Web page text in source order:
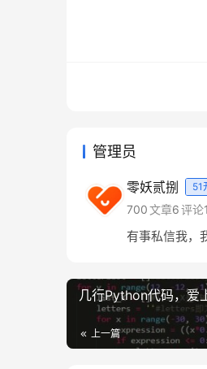
Python 中的模块（
时，函数名往往
__init__.py 指明某个
管理员
零妖贰捌 51
700文章6评论
有事私信我，
几行Python代码，爱
上一篇